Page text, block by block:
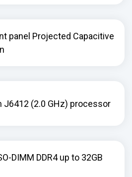
panel Projected Capacitive
J6412 (2.0 GHz) processor
DIMM DDR4 up to 32GB